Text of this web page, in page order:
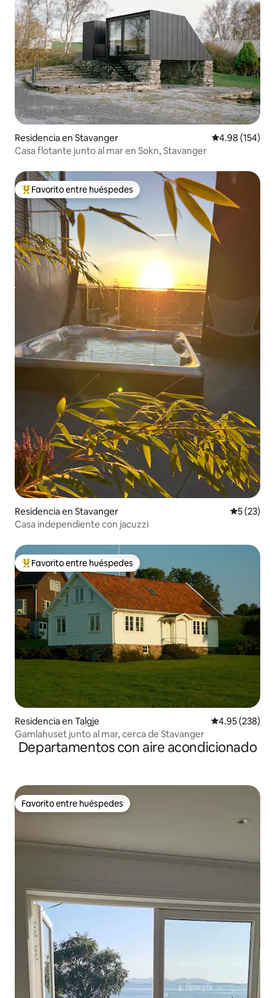
Residencia en Stavanger Calificación
4.98 (154)
Casa flotante junto al mar en Sokn, Stavanger
De los mejores en Favorito entre huéspedes
Favorito entre huéspedes
Residencia en Stavanger
5 (23)
Casa independiente con jacuzzi
De los mejores en Favorito entre huéspedes
Favorito entre huéspedes
Residencia en Talgje Calificación
4.95 (238)
Gamlahuset junto al mar, cerca de Stavanger
Departamentos con aire acondicionado
Favorito entre huéspedes
Favorito entre huéspedes